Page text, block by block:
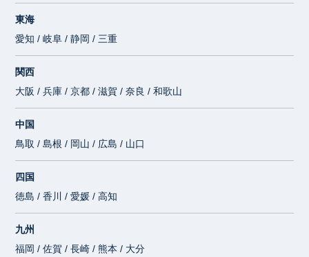
東海
愛知 / 岐阜 / 静岡 / 三重
関西
大阪 / 兵庫 / 京都 / 滋賀 / 奈良 / 和歌山
中国
鳥取 / 島根 / 岡山 / 広島 / 山口
四国
徳島 / 香川 / 愛媛 / 高知
九州
福岡 / 佐賀 / 長崎 / 熊本 / 大分